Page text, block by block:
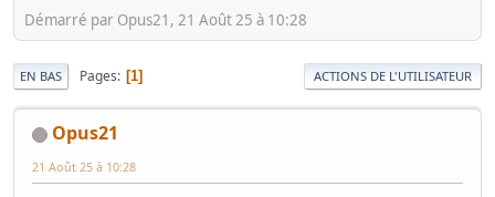
Démarré par Opus21, 21 Août 25 à 10:28
EN BAS Pages 1 ACTIONS DE L'UTILISATEUR
Opus21
21 Août 25 à 10:28